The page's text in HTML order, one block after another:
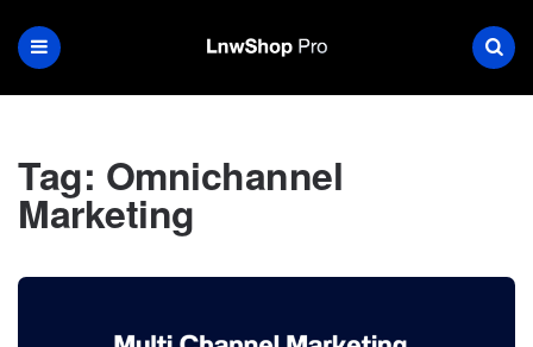
Tag: Omnichannel
Marketing